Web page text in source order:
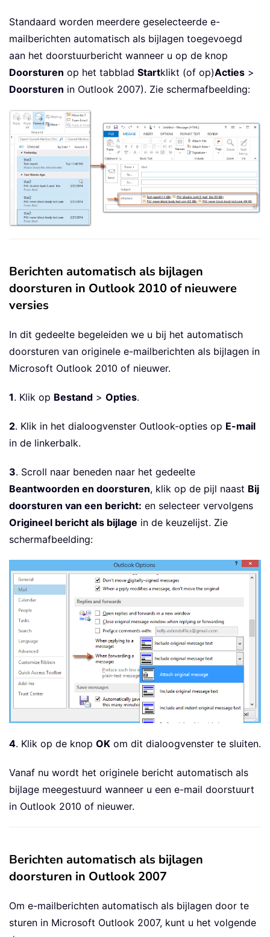
Standaard worden meerdere geselecteerde e-
mailberichten automatisch als bijlagen toegevoegd
aan het doorstuurbericht wanneer u op de knop
Doorsturen op het tabblad Startklikt (of op)Acties >
Doorsturen in Outlook 2007). Zie schermafbeelding:
Berichten automatisch als bijlagen
doorsturen in Outlook 2010 of nieuwere
versies
In dit gedeelte begeleiden we u bij het automatisch
doorsturen van originele e-mailberichten als bijlagen in
Microsoft Outlook 2010 of nieuwer.
1. Klik op Bestand > Opties.
2. Klik in het dialoogvenster Outlook-opties op E-mail
in de linkerbalk.
3. Scroll naar beneden naar het gedeelte
Beantwoorden en doorsturen, klik op de pijl naast Bij
doorsturen van een bericht: en selecteer vervolgens
Origineel bericht als bijlage in de keuzelijst. Zie
schermafbeelding:
4. Klik op de knop OK om dit dialoogvenster te sluiten.
Vanaf nu wordt het originele bericht automatisch als
bijlage meegestuurd wanneer u een e-mail doorstuurt
in Outlook 2010 of nieuwer.
Berichten automatisch als bijlagen
doorsturen in Outlook 2007
Om e-mailberichten automatisch als bijlagen door te
sturen in Microsoft Outlook 2007, kunt u het volgende